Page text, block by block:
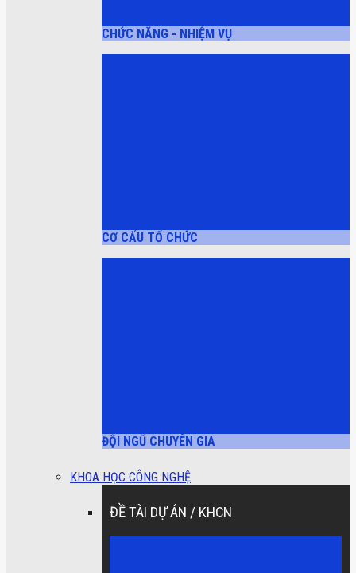
CHỨC NĂNG - NHIỆM VỤ
CƠ CẤU TỔ CHỨC
ĐỘI NGŨ CHUYÊN GIA
KHOA HỌC CÔNG NGHỆ
ĐỀ TÀI DỰ ÁN / KHCN